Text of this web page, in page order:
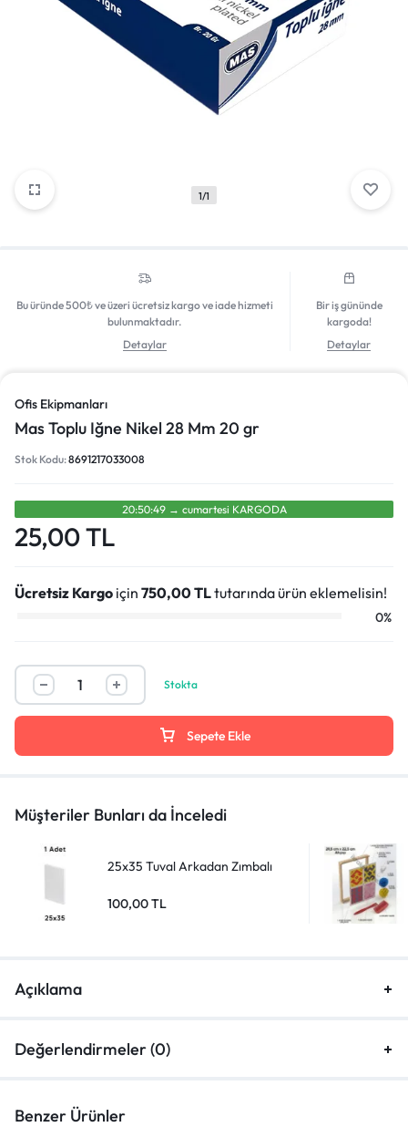
Giriş Yap
1/1
Bu üründe 500₺ ve üzeri ücretsiz kargo ve iade hizmeti
bulunmaktadır.
Detaylar
Bir iş gününde
kargoda!
Detaylar
Ofis Ekipmanları
Mas Toplu Iğne Nikel 28 Mm 20 gr
Stok Kodu:8691217033008
20:50:49→ cumartesi̇ KARGODA
25,00TL
Ücretsiz Kargo için 750,00TLtutarında ürün eklemelisin!
0%
Stokta
Sepete Ekle
Müşteriler Bunları da İnceledi
25x35 Tuval Arkadan Zımbalı
100,00TL
Açıklama
Değerlendirmeler (0)
Benzer Ürünler